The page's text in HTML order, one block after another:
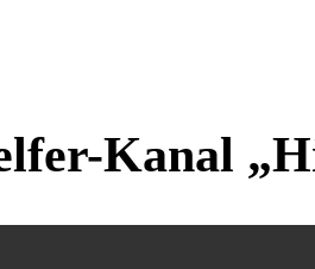
Kanal